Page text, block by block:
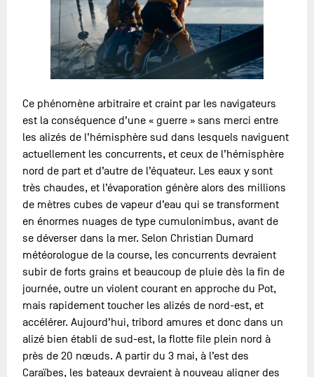
Ce phénomène arbitraire et craint par les navigateurs
est la conséquence d’une « guerre » sans merci entre
les alizés de l’hémisphère sud dans lesquels naviguent
actuellement les concurrents, et ceux de l’hémisphère
nord de part et d’autre de l’équateur. Les eaux y sont
très chaudes, et l’évaporation génère alors des millions
de mètres cubes de vapeur d’eau qui se transforment
en énormes nuages de type cumulonimbus, avant de
se déverser dans la mer. Selon Christian Dumard
météorologue de la course, les concurrents devraient
subir de forts grains et beaucoup de pluie dès la fin de
journée, outre un violent courant en approche du Pot,
mais rapidement toucher les alizés de nord-est, et
accélérer. Aujourd’hui, tribord amures et donc dans un
alizé bien établi de sud-est, la flotte file plein nord à
près de 20 nœuds. A partir du 3 mai, à l’est des
Caraïbes, les bateaux devraient à nouveau aligner des